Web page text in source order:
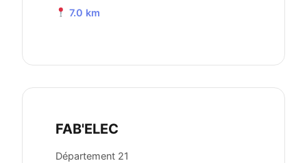
7.0 km
FAB'ELEC
Département 21